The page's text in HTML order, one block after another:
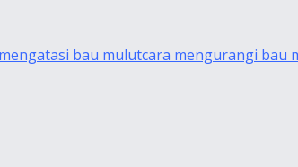
bau mulutcara mengurangi bau